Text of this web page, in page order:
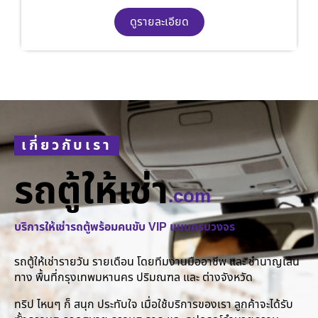
ดูรายละเอียด
เกี่ยวกับเรา
รถตู้ให้เช่า.com
บริการให้เช่ารถตู้พร้อมคนขับ VIP แบบครบวงจร
รถตู้ให้เช่ารายวัน รายเดือน โดยทีมงานมืออาชีพ และ ชำนาญเส้น
ทาง พื้นที่กรุงเทพมหานคร ปริมณฑล และ ต่างจังหวัด
ทริป ไหนๆ ก็ สนุก ประทับใจ เมื่อใช้บริการของเรา ลูกค้าจะได้รับ